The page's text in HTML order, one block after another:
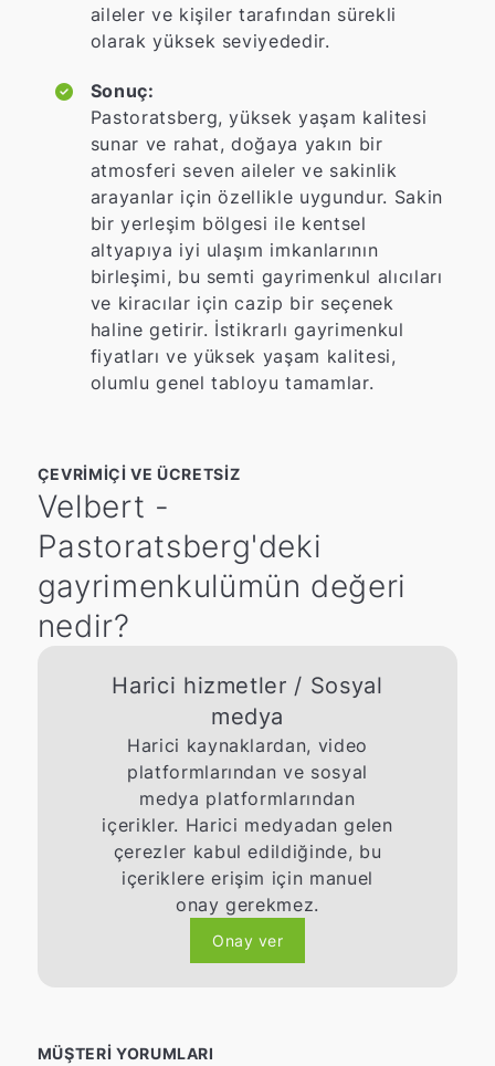
aileler ve kişiler tarafından sürekli
olarak yüksek seviyededir.
Sonuç:
Pastoratsberg, yüksek yaşam kalitesi
sunar ve rahat, doğaya yakın bir
atmosferi seven aileler ve sakinlik
arayanlar için özellikle uygundur. Sakin
bir yerleşim bölgesi ile kentsel
altyapıya iyi ulaşım imkanlarının
birleşimi, bu semti gayrimenkul alıcıları
ve kiracılar için cazip bir seçenek
haline getirir. İstikrarlı gayrimenkul
fiyatları ve yüksek yaşam kalitesi,
olumlu genel tabloyu tamamlar.
ÇEVRIMIÇI VE ÜCRETSIZ
Velbert -
Pastoratsberg'deki
gayrimenkulümün değeri
nedir?
Harici hizmetler / Sosyal
medya
Harici kaynaklardan, video
platformlarından ve sosyal
medya platformlarından
içerikler. Harici medyadan gelen
çerezler kabul edildiğinde, bu
içeriklere erişim için manuel
onay gerekmez.
Onay ver
MÜŞTERI YORUMLARI